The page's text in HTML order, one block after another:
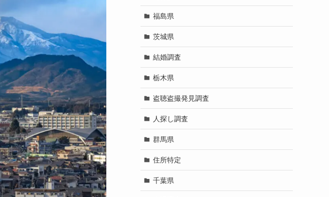
福島県
茨城県
結婚調査
栃木県
盗聴盗撮発見調査
人探し調査
群馬県
住所特定
千葉県